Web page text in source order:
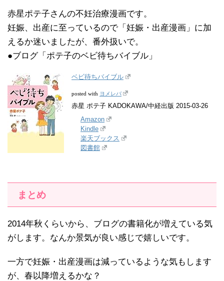
赤星ポテ子さんの不妊治療漫画です。
妊娠、出産に至っているので「妊娠・出産漫画」に加
えるか迷いましたが、番外扱いで。
●ブログ「ポテ子のベビ待ちバイブル」
ベビ待ちバイブル
posted with ヨメレバ
赤星 ポテ子 KADOKAWA/中経出版 2015-03-26
Amazon
Kindle
楽天ブックス
図書館
まとめ
2014年秋くらいから、ブログの書籍化が増えている気
がします。なんか景気が良い感じで嬉しいです。
一方で妊娠・出産漫画は減っているような気もします
が、春以降増えるかな？